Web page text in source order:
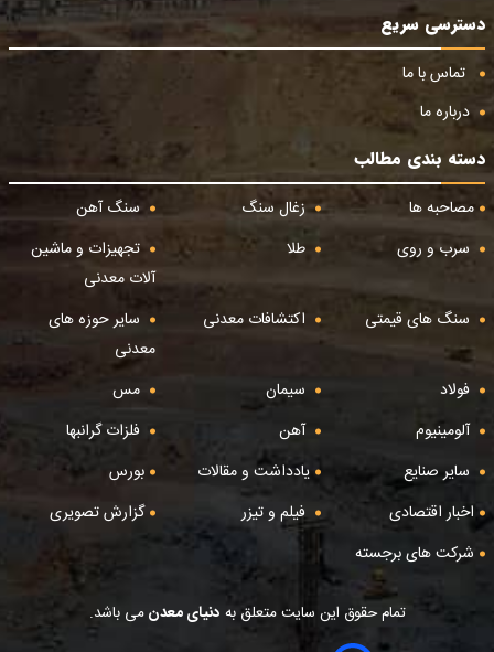
دسترسی سریع
تماس با ما
درباره ما
دسته بندی مطالب
مصاحبه ها
زغال سنگ
سنگ آهن
سرب و روی
طلا
تجهیزات و ماشین
آلات معدنی
سنگ های قیمتی
اکتشافات معدنی
سایر حوزه های
معدنی
فولاد
سیمان
مس
آلومینیوم
آهن
فلزات گرانبها
سایر صنایع
یادداشت و مقالات
بورس
اخبار اقتصادی
فیلم و تیزر
گزارش تصویری
شرکت های برجسته
تمام حقوق این سایت متعلق به دنیای معدنمی باشد.